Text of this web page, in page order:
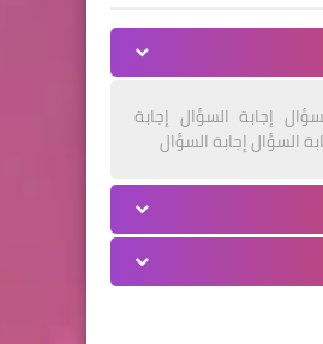
إجابة السؤال إجابة
السؤال إجابة السؤال